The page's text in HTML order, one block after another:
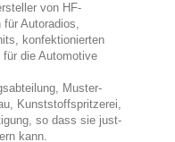
von HF-
Autoradios,
konfektionierten
für die Automotive
Muster-
Kunststoffspritzerei,
so dass sie just-
kann.